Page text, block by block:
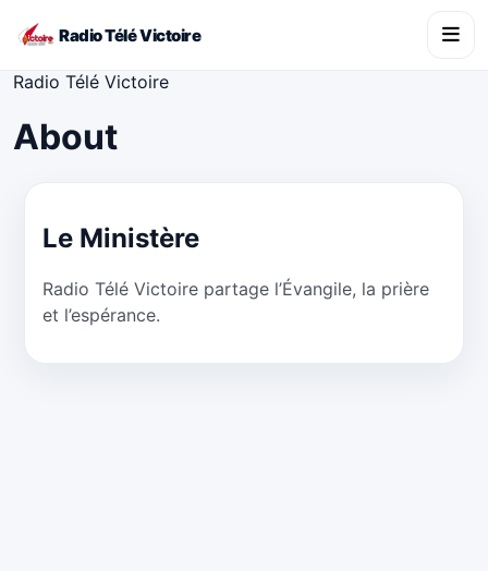
Radio Télé Victoire
Radio Télé Victoire
About
Le Ministère
Radio Télé Victoire partage l’Évangile, la prière
et l’espérance.